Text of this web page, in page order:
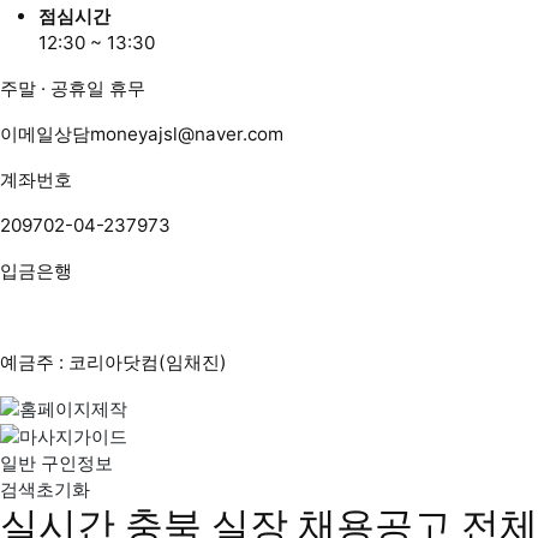
점심시간
12:30 ~ 13:30
주말 · 공휴일 휴무
이메일상담moneyajsl@naver.com
계좌번호
209702-04-237973
입금은행
예금주 : 코리아닷컴(임채진)
일반 구인정보
검색초기화
실시간 충북 실장 채용공고 전